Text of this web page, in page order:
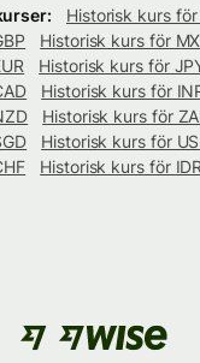
Historisk kurs för
Historisk kurs för
Historisk kurs för
Historisk kurs för
Historisk kurs för
Historisk kurs för
Historisk kurs för IDR